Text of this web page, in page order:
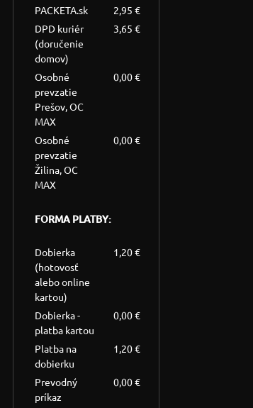
PACKETA.sk
2,95 €
DPD kuriér
(doručenie
domov)
3,65 €
Osobné
prevzatie
Prešov, OC
MAX
0,00 €
Osobné
prevzatie
Žilina, OC
MAX
0,00 €
FORMA PLATBY:
Dobierka
(hotovosť
alebo online
kartou)
1,20 €
Dobierka -
platba kartou
0,00 €
Platba na
dobierku
1,20 €
Prevodný
príkaz
0,00 €